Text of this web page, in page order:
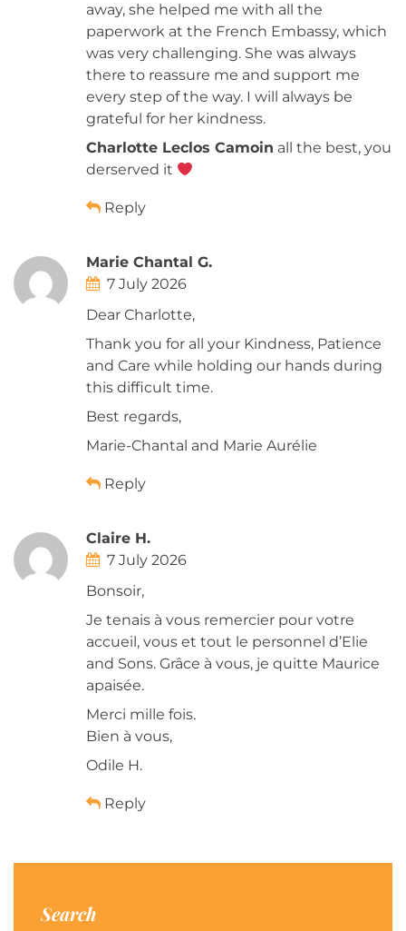
away, she helped me with all the
paperwork at the French Embassy, which
was very challenging. She was always
there to reassure me and support me
every step of the way. I will always be
grateful for her kindness.
Charlotte Leclos Camoin all the best, you
derserved it
Reply
Marie Chantal G.
7 July 2026
Dear Charlotte,
Thank you for all your Kindness, Patience
and Care while holding our hands during
this difficult time.
Best regards,
Marie-Chantal and Marie Aurélie
Reply
Claire H.
7 July 2026
Bonsoir,
Je tenais à vous remercier pour votre
accueil, vous et tout le personnel d’Elie
and Sons. Grâce à vous, je quitte Maurice
apaisée.
Merci mille fois.
Bien à vous,
Odile H.
Reply
Search